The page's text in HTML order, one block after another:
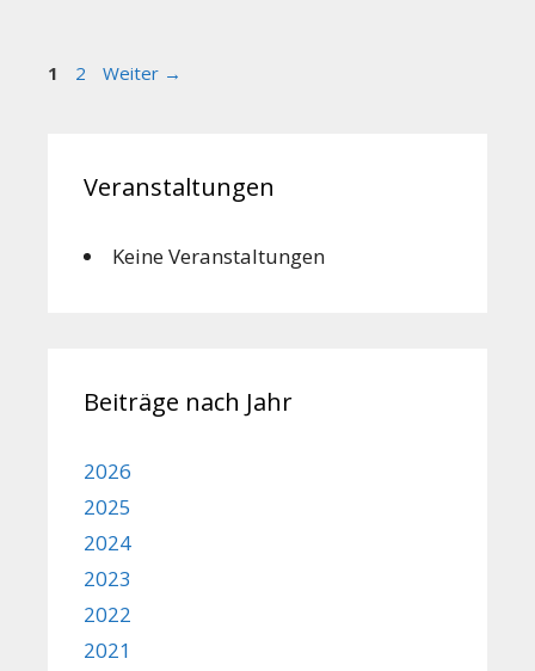
Seite
1 Seite
2 Weiter →
Veranstaltungen
Keine Veranstaltungen
Beiträge nach Jahr
2026
2025
2024
2023
2022
2021